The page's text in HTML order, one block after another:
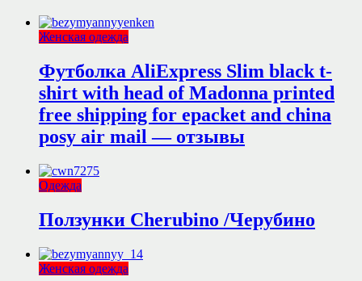
Женская одежда
Футболка AliExpress Slim black t-
shirt with head of Madonna printed
free shipping for epacket and china
posy air mail — отзывы
Одежда
Ползунки Сhеrubinо /Черубино
Женская одежда